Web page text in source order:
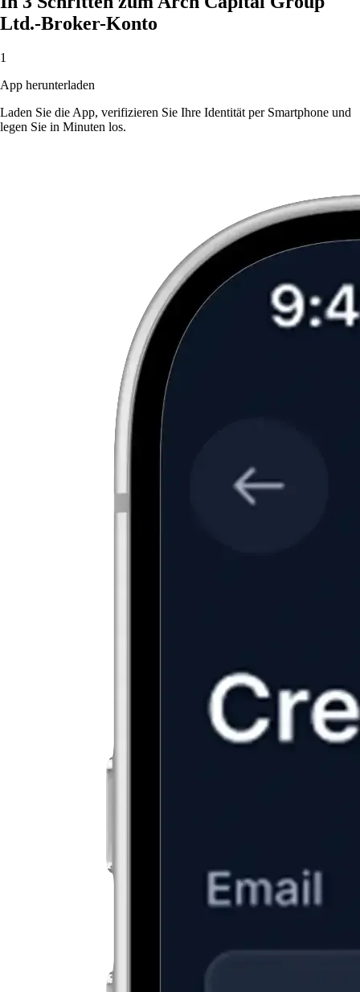
Ltd.-Broker-Konto
1
App herunterladen
Laden Sie die App, verifizieren Sie Ihre Identität per Smartphone und
legen Sie in Minuten los.